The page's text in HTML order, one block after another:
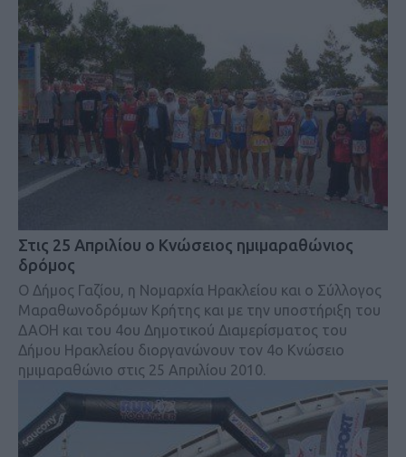
Στις 25 Απριλίου ο Κνώσειος ημιμαραθώνιος
δρόμος
Ο Δήμος Γαζίου, η Νομαρχία Ηρακλείου και ο Σύλλογος
Μαραθωνοδρόμων Κρήτης και με την υποστήριξη του
ΔΑΟΗ και του 4ου Δημοτικού Διαμερίσματος του
Δήμου Ηρακλείου διοργανώνουν τον 4ο Κνώσειο
ημιμαραθώνιο στις 25 Απριλίου 2010.